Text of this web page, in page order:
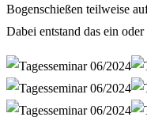
Bogenschießen teilweise
Dabei entstand das ein oder